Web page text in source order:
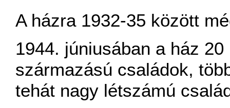
A házra 1932-35 között
1944. júniusában a ház
származású családok,
tehát nagy létszámú